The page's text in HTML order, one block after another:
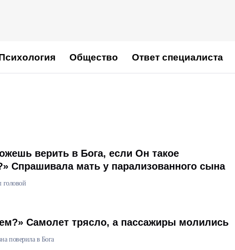
Общество Ответ специалиста
верить в Бога, если Он такое
Спрашивала мать у парализованного сына
головой
Самолет трясло, а пассажиры молились
поверила в Бога